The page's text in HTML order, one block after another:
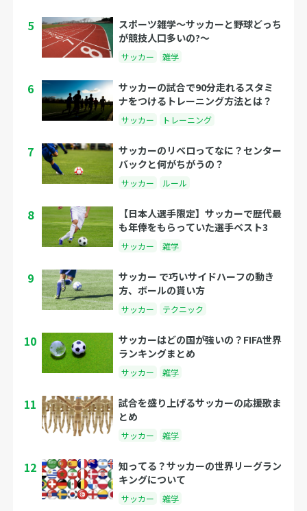
5
スポーツ雑学～サッカーと野球どっち
が競技人口多いの?～
サッカー 雑学
6
サッカーの試合で90分走れるスタミ
ナをつけるトレーニング方法とは？
サッカー トレーニング
7
サッカーのリベロってなに？センター
バックと何がちがうの？
サッカー ルール
8
【日本人選手限定】サッカーで歴代最
も年俸をもらっていた選手ベスト3
サッカー 雑学
9
サッカー で巧いサイドハーフの動き
方、ボールの貰い方
サッカー テクニック
10
サッカーはどの国が強いの？FIFA世界
ランキングまとめ
サッカー 雑学
11
試合を盛り上げるサッカーの応援歌ま
とめ
サッカー 雑学
12
知ってる？サッカーの世界リーグラン
キングについて
サッカー 雑学